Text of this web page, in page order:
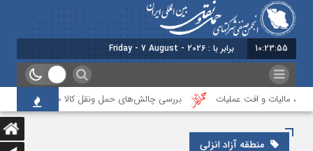
10:23:55 برابر با : Friday - 7 August - 2026
مالیات و افت عملیات بررسی چالش‌های حمل ونقل کالا حوزه‌های ریلی،
منطقه آزاد انزلی